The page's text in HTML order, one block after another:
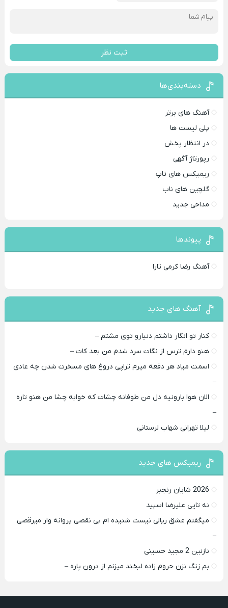
ثبت نظر
دسته‌بندی‌ها
آهنگ های برتر
پلی لیست ها
در انتظار پخش
رپورتاژ آگهی
ریمیکس های تاپ
گلچین های ناب
مداحی جدید
پیوندها
آهنگ رضا کرمی تارا
آهنگ های جدید
کنار تو انگار داشتم دنیارو توی مشتم –
هنو دارم ترس از نگات سرد شدم من بعد کات –
اسمت میاد هر دفعه میرم تراپی دروغ‌ های مسخرت شدن چه عادی
–
الان هوا بارونیه دل من طوفانه چشات که خوابه چشا من هنو تاره
–
لیلا تهرانی شهاب لرستانی
ریمیکس های جدید
2026 شایان رنجبر
نه تایی علیرضا اسپید
میگفتم عشق ریالی نیست شنیده ام بی نقصی پروانه وار میرقصی
–
نازنین 2 مجید حسینی
بم زنگ نزن حروم زاده لبخند میزنم از درون پاره –